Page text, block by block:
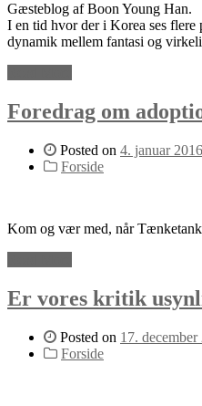
Gæsteblog af Boon Young Han.
I en tid hvor der i Korea ses
dynamik mellem fantasi og
Foredrag om
Posted on 4. januar 2016
Forside
Kom og vær med, når
Er vores kritik
Posted on 17. december
Forside